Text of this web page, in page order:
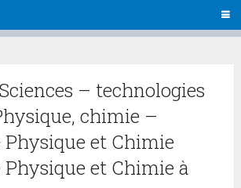
– technologies
chimie –
Physique et Chimie
Physique et Chimie à